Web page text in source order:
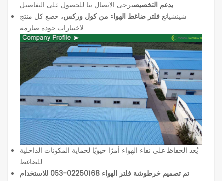
يدعم التخصيصيرجى الاتصال بنا للحصول على التفاصيل.
شينشيانغ فلتر ضاغط الهواء من كول وركس، خضع كل منتج
لاختبارات جودة صارمة.
يُعد الحفاظ على نقاء الهواء أمرًا حيويًا لحماية المكونات الداخلية
للضاغط.
تم تصميم خرطوشة فلتر الهواء 02250168-053 للاستخدام